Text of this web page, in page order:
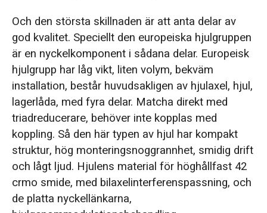
Och den största skillnaden är att anta delar av
god kvalitet. Speciellt den europeiska hjulgruppen
är en nyckelkomponent i sådana delar. Europeisk
hjulgrupp har låg vikt, liten volym, bekväm
installation, består huvudsakligen av hjulaxel, hjul,
lagerlåda, med fyra delar. Matcha direkt med
triadreducerare, behöver inte kopplas med
koppling. Så den här typen av hjul har kompakt
struktur, hög monteringsnoggrannhet, smidig drift
och lågt ljud. Hjulens material för höghållfast 42
crmo smide, med bilaxelinterferenspassning, och
de platta nyckellänkarna,